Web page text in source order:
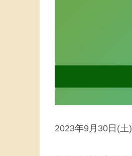
2023年9月30日(土